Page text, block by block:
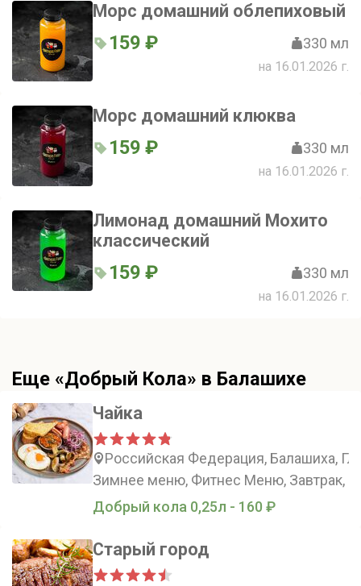
Морс домашний облепиховый
159 ₽ 330 мл
на 16.01.2026 г.
Морс домашний клюква
159 ₽ 330 мл
на 16.01.2026 г.
Лимонад домашний Мохито
классический
159 ₽ 330 мл
на 16.01.2026 г.
Еще «Добрый Кола» в Балашихе
Чайка
Российская Федерация, Балашиха,
Зимнее меню, Фитнес Меню, Завтрак,
Добрый кола 0,25л - 160 ₽
Старый город